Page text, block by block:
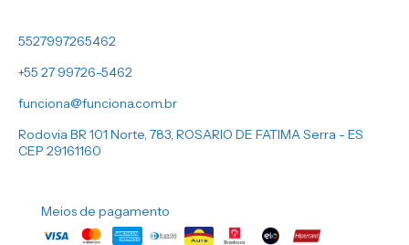
5527997265462
+55 27 99726-5462
funciona@funciona.com.br
Rodovia BR 101 Norte, 783, ROSARIO DE FATIMA Serra - ES
CEP 29161160
Meios de pagamento